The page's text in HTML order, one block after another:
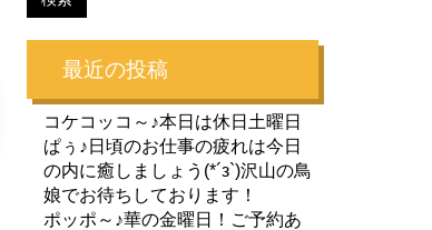
最近の投稿
コケコッコ～♪本日は休日土曜日
ぱぅ♪日頃のお仕事の疲れは今日
の内に癒しましょう(*´з`)沢山の鳥
娘でお待ちしております！
ポッポ～♪華の金曜日！ご予約あ